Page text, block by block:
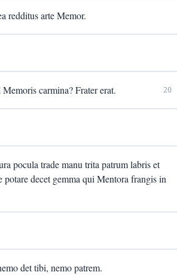
redditus arte Memor.
carmina? Frater erat. 20
pocula trade manu trita patrum labris et
decet gemma qui Mentora frangis in
det tibi, nemo patrem.